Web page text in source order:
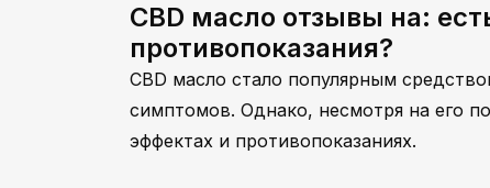
CBD масло отзывы на:
противопоказания?
CBD масло стало популярным
симптомов. Однако, несмотря на его
эффектах и противопоказаниях.